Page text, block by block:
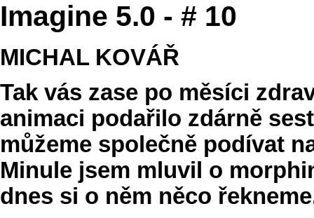
Imagine 5.0 - # 10
MICHAL KOVÁŘ
Tak vás zase po měsíci
animaci podařilo zdárně
můžeme společně podívat
Minule jsem mluvil o
dnes si o něm něco